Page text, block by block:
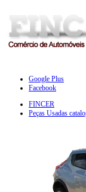
Google Plus
Facebook
FINCER
Peças Usadas